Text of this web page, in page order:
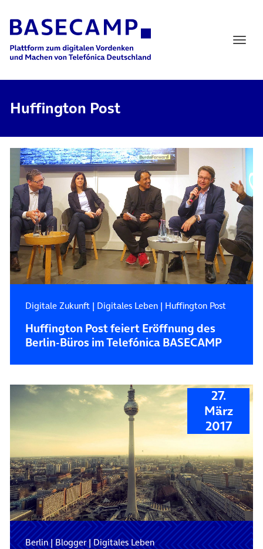
Main Navigation
Huffington Post
Digitale Zukunft| Digitales Leben| Huffington Post
Huffington Post feiert Eröffnung des
Berlin-Büros im Telefónica BASECAMP
27.
März
2017
Berlin|Blogger|Digitales Leben